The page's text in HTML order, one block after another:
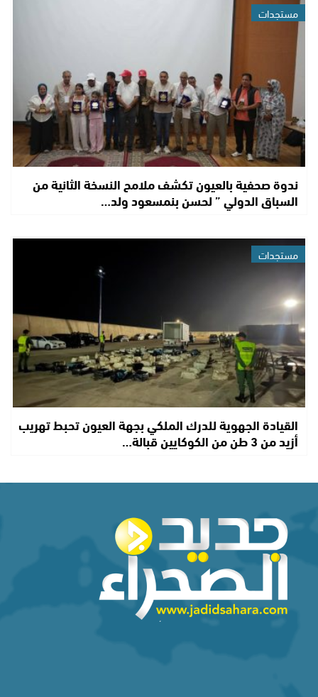
مستجدات
ندوة صحفية بالعيون تكشف ملامح النسخة الثانية من
السباق الدولي ” لحسن بنمسعود ولد…
مستجدات
القيادة الجهوية للدرك الملكي بجهة العيون تحبط تهريب
أزيد من 3 طن من الكوكايين قبالة…